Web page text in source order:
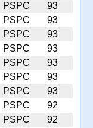
PSPC
93
PSPC
93
PSPC
93
PSPC
93
PSPC
93
PSPC
93
PSPC
93
PSPC
92
PSPC
92